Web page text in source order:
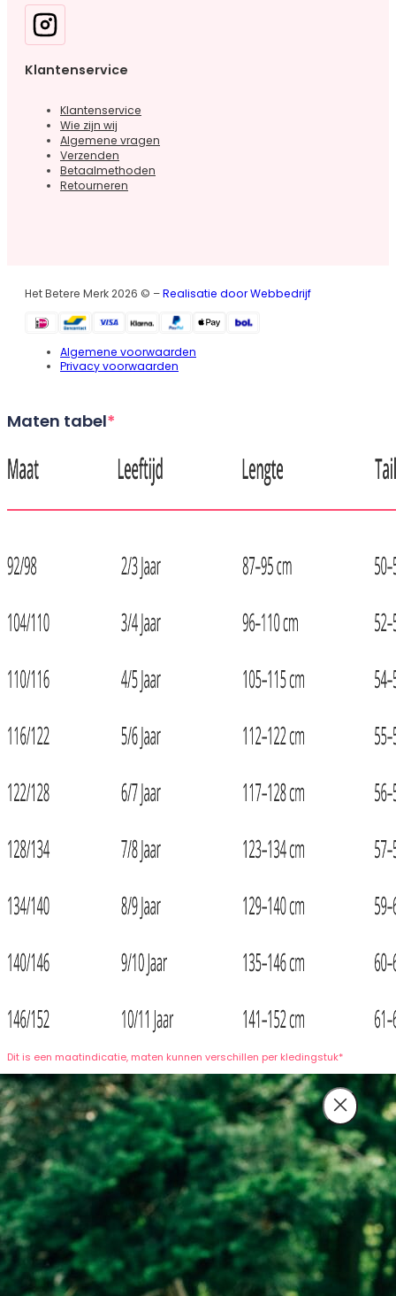
Klantenservice
Klantenservice
Wie zijn wij
Algemene vragen
Verzenden
Betaalmethoden
Retourneren
Het Betere Merk 2026 © –Realisatie door Webbedrijf
Algemene voorwaarden
Privacy voorwaarden
Maten tabel*
Dit is een maatindicatie, maten kunnen verschillen per kledingstuk*